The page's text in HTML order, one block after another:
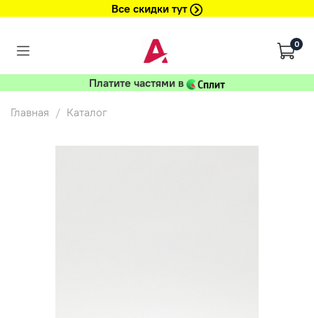
Все скидки тут
0
Платите частями в
Главная Каталог